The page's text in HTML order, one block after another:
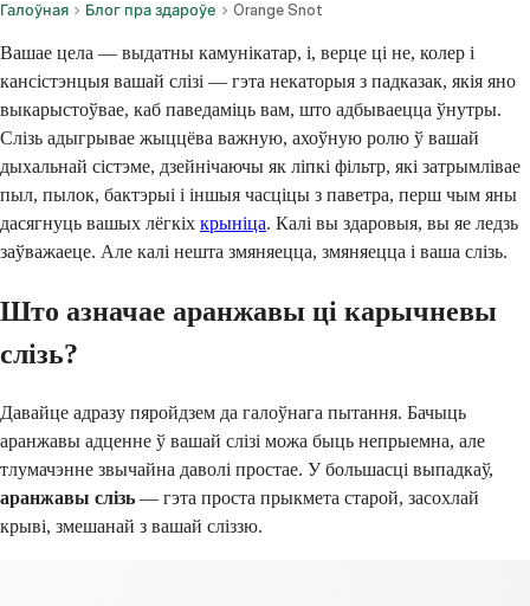
Галоўная Блог пра здароўе Orange Snot
Вашае цела — выдатны камунікатар, і, верце ці не, колер і
кансістэнцыя вашай слізі — гэта некаторыя з падказак, якія яно
выкарыстоўвае, каб паведаміць вам, што адбываецца ўнутры.
Слізь адыгрывае жыццёва важную, ахоўную ролю ў вашай
дыхальнай сістэме, дзейнічаючы як ліпкі фільтр, які затрымлівае
пыл, пылок, бактэрыі і іншыя часціцы з паветра, перш чым яны
дасягнуць вашых лёгкіх крыніца. Калі вы здаровыя, вы яе ледзь
заўважаеце. Але калі нешта змяняецца, змяняецца і ваша слізь.
Што азначае аранжавы ці карычневы
слізь?
Давайце адразу пяройдзем да галоўнага пытання. Бачыць
аранжавы адценне ў вашай слізі можа быць непрыемна, але
тлумачэнне звычайна даволі простае. У большасці выпадкаў,
аранжавы слізь — гэта проста прыкмета старой, засохлай
крыві, змешанай з вашай сліззю.